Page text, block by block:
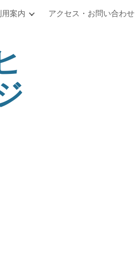
to navigation
用案内 アクセス・お問い合わせ